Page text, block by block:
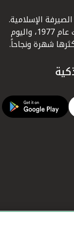
الإسلامية.
وهو أول بنك إسلامي أنشئ في دولة الكويت عام 1977، واليوم
شهرة ونجاحاً.